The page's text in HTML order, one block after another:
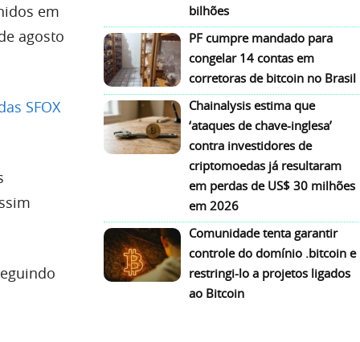
em
agosto
SFOX
bilhões
PF cumpre mandado para
congelar 14 contas em
corretoras de bitcoin no Brasil
Chainalysis estima que
‘ataques de chave-inglesa’
contra investidores de
criptomoedas já resultaram
em perdas de US$ 30 milhões
em 2026
Comunidade tenta garantir
controle do domínio .bitcoin e
restringi-lo a projetos ligados
ao Bitcoin